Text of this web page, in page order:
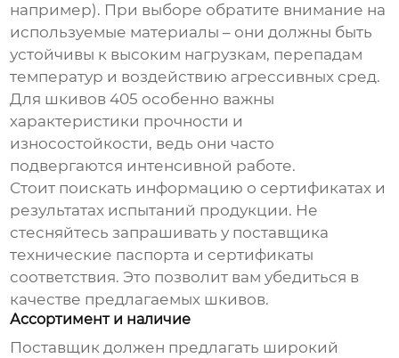
например). При выборе обратите внимание на
используемые материалы – они должны быть
устойчивы к высоким нагрузкам, перепадам
температур и воздействию агрессивных сред.
Для шкивов 405 особенно важны
характеристики прочности и
износостойкости, ведь они часто
подвергаются интенсивной работе.
Стоит поискать информацию о сертификатах и
результатах испытаний продукции. Не
стесняйтесь запрашивать у поставщика
технические паспорта и сертификаты
соответствия. Это позволит вам убедиться в
качестве предлагаемых шкивов.
Ассортимент и наличие
Поставщик должен предлагать широкий